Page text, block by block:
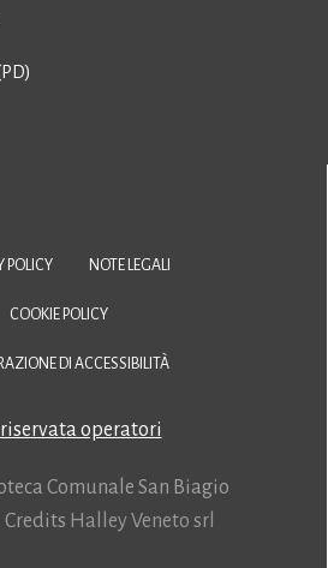
POLICY NOTE LEGALI
COOKIE POLICY
DI ACCESSIBILITÀ
operatori
Comunale San Biagio
Credits Halley Veneto srl